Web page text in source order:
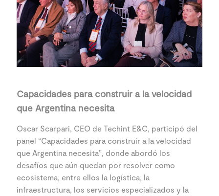
Capacidades para construir a la velocidad
que Argentina necesita
Oscar Scarpari, CEO de Techint E&C, participó del
panel “Capacidades para construir a la velocidad
que Argentina necesita”, donde abordó los
desafíos que aún quedan por resolver como
ecosistema, entre ellos la logística, la
infraestructura, los servicios especializados y la